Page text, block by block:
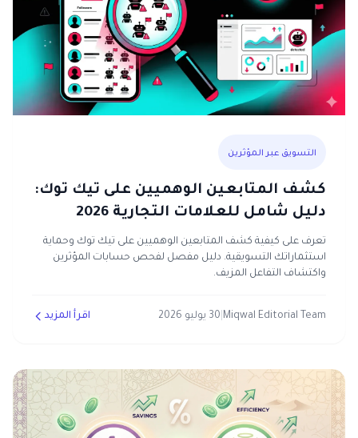
التسويق عبر المؤثرين
كشف المتابعين الوهميين على تيك توك:
دليل شامل للعلامات التجارية 2026
تعرف على كيفية كشف المتابعين الوهميين على تيك توك وحماية
استثماراتك التسويقية. دليل مفصل لفحص حسابات المؤثرين
واكتشاف التفاعل المزيف.
Miqwal Editorial Team 30 يوليو 2026 اقرأ المزيد